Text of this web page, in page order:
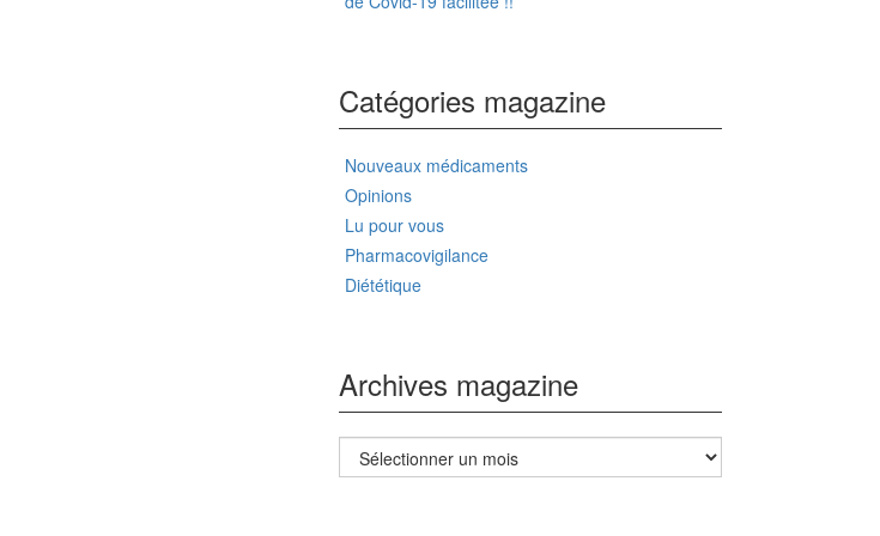
Catégories magazine
Nouveaux médicaments
Opinions
Lu pour vous
Pharmacovigilance
Diététique
Archives magazine
Archives
magazine